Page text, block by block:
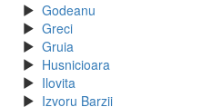
Godeanu
Greci
Gruia
Husnicioara
Ilovita
Izvoru Barzii